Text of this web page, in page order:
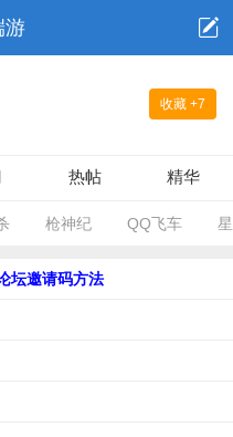
游
收藏 +7
热帖 精华
枪神纪 QQ飞车
坛邀请码方法